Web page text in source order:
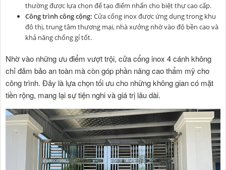
thường được lựa chọn để tạo điểm nhấn cho biệt thự cao cấp.
Công trình công cộng: Cửa cổng inox được ứng dụng trong khu
đô thị, trung tâm thương mại, nhà xưởng nhờ vào độ bền cao và
khả năng chống gỉ tốt.
Nhờ vào những ưu điểm vượt trội, cửa cổng inox 4 cánh không
chỉ đảm bảo an toàn mà còn góp phần nâng cao thẩm mỹ cho
công trình. Đây là lựa chọn tối ưu cho những không gian có mặt
tiền rộng, mang lại sự tiện nghi và giá trị lâu dài.